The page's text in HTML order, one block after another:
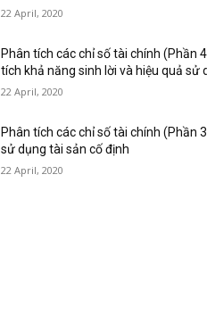
22 April, 2020
Phân tích các chỉ số tài chính (Phần
tích khả năng sinh lời và hiệu quả sử
22 April, 2020
Phân tích các chỉ số tài chính (Phần
sử dụng tài sản cố định
22 April, 2020